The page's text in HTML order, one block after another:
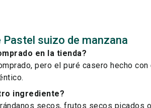
suizo de manzana
en la tienda?
pero el puré casero hecho
ingrediente?
secos, frutos secos picados